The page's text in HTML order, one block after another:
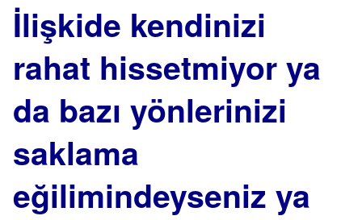
İlişkide kendinizi
rahat hissetmiyor ya
da bazı yönlerinizi
saklama
eğilimindeyseniz ya